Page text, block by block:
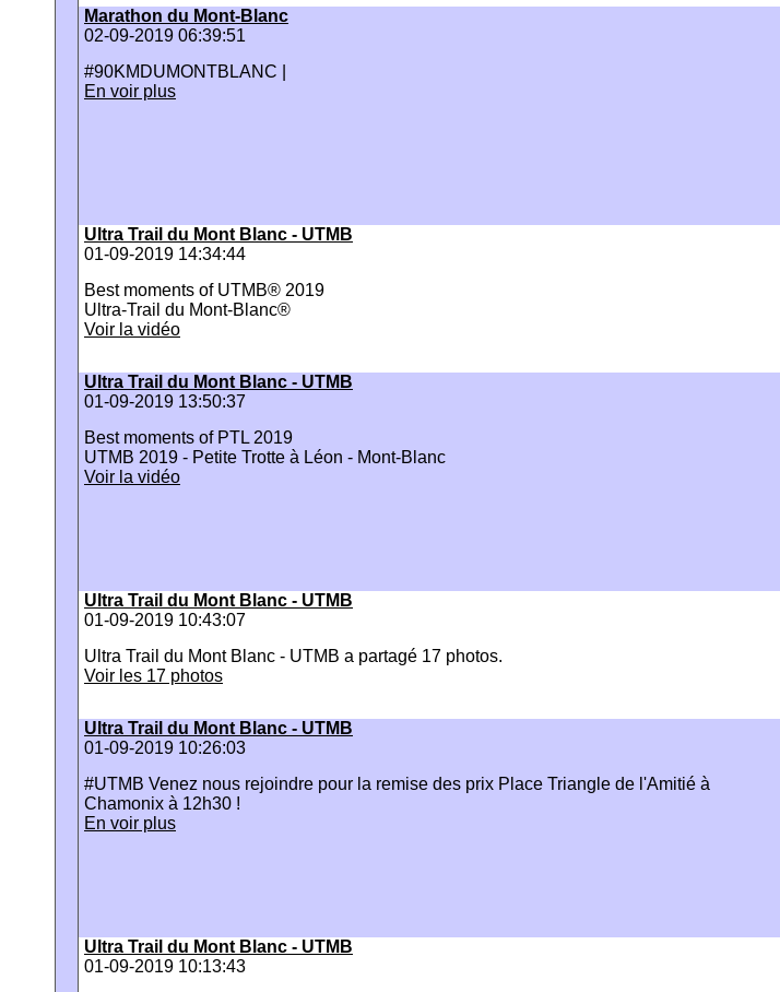
Marathon du Mont-Blanc
02-09-2019 06:39:51
#90KMDUMONTBLANC |
En voir plus
Ultra Trail du Mont Blanc - UTMB
01-09-2019 14:34:44
Best moments of UTMB® 2019
Ultra-Trail du Mont-Blanc®
Voir la vidéo
Ultra Trail du Mont Blanc - UTMB
01-09-2019 13:50:37
Best moments of PTL 2019
UTMB 2019 - Petite Trotte à Léon - Mont-Blanc
Voir la vidéo
Ultra Trail du Mont Blanc - UTMB
01-09-2019 10:43:07
Ultra Trail du Mont Blanc - UTMB a partagé 17 photos.
Voir les 17 photos
Ultra Trail du Mont Blanc - UTMB
01-09-2019 10:26:03
#UTMB Venez nous rejoindre pour la remise des prix Place Triangle de l'Amitié à
Chamonix à 12h30 !
En voir plus
Ultra Trail du Mont Blanc - UTMB
01-09-2019 10:13:43